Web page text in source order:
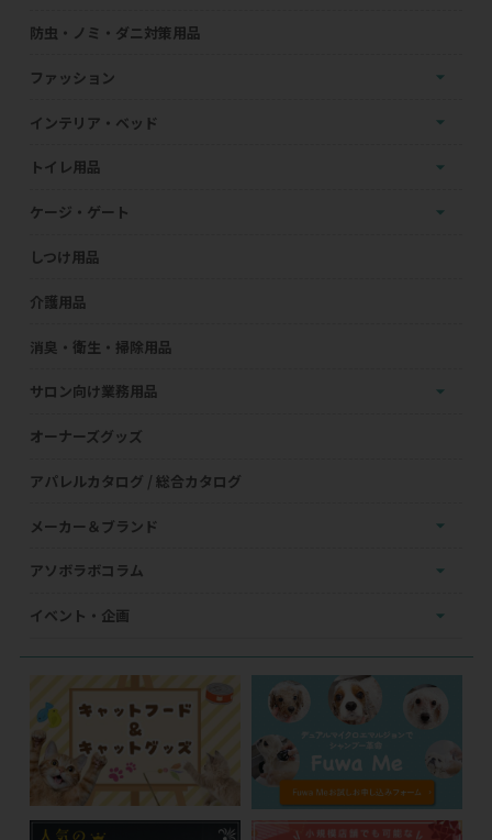
防虫・ノミ・ダニ対策用品
ファッション
インテリア・ベッド
トイレ用品
ケージ・ゲート
しつけ用品
介護用品
消臭・衛生・掃除用品
サロン向け業務用品
オーナーズグッズ
アパレルカタログ / 総合カタログ
メーカー＆ブランド
アソボラボコラム
イベント・企画